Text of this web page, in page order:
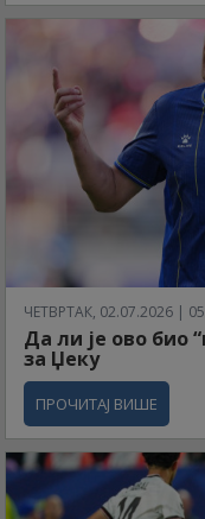
ЧЕТВРТАК, 02.07.2026 |
Да ли је ово био
за Џеку
ПРОЧИТАЈ ВИШЕ